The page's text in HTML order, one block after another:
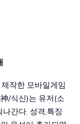
작한 모바일게임
/식신)는 유저(소
간다. 성격,특징